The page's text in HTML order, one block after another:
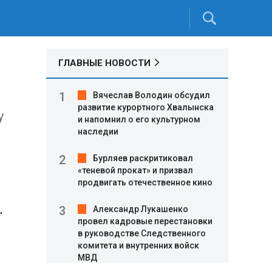
ГЛАВНЫЕ НОВОСТИ
Вячеслав Володин обсудил
развитие курортного Хвалынска
и напомнил о его культурном
наследии
Бурляев раскритиковал
«теневой прокат» и призвал
продвигать отечественное кино
Александр Лукашенко
провел кадровые перестановки
в руководстве Следственного
комитета и внутренних войск
МВД